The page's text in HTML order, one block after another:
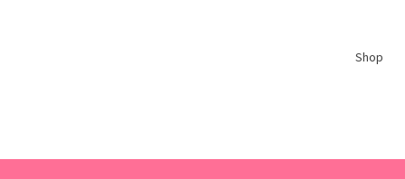
Shop